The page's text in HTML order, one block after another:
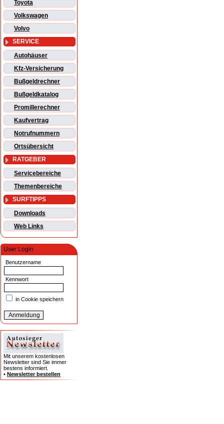
Toyota
Volkswagen
Volvo
SERVICE
Autohäuser
Kfz-Versicherung
Bußgeldrechner
Bußgeldkatalog
Promillerechner
Kaufvertrag
Notrufnummern
Ortsübersicht
RATGEBER
Servicebereiche
Themenbereiche
SURFTIPPS
Downloads
Web Links
User Login
Benutzername
Kennwort
in Cookie speichern
Mit unserem kostenlosen
Newsletter sind Sie immer
bestens informiert.
• Newsletter bestellen